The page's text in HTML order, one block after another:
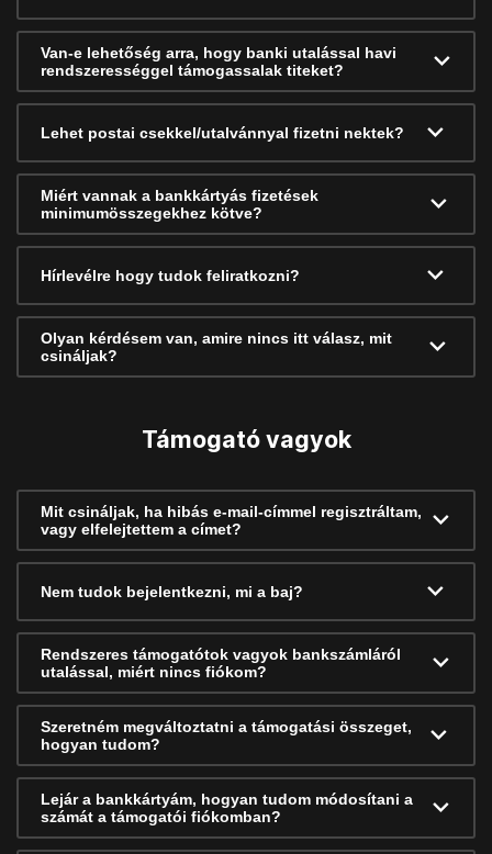
Van-e lehetőség arra, hogy banki utalással havi
rendszerességgel támogassalak titeket?
Lehet postai csekkel/utalvánnyal fizetni nektek?
Miért vannak a bankkártyás fizetések
minimumösszegekhez kötve?
Hírlevélre hogy tudok feliratkozni?
Olyan kérdésem van, amire nincs itt válasz, mit
csináljak?
Támogató vagyok
Mit csináljak, ha hibás e-mail-címmel regisztráltam,
vagy elfelejtettem a címet?
Nem tudok bejelentkezni, mi a baj?
Rendszeres támogatótok vagyok bankszámláról
utalással, miért nincs fiókom?
Szeretném megváltoztatni a támogatási összeget,
hogyan tudom?
Lejár a bankkártyám, hogyan tudom módosítani a
számát a támogatói fiókomban?